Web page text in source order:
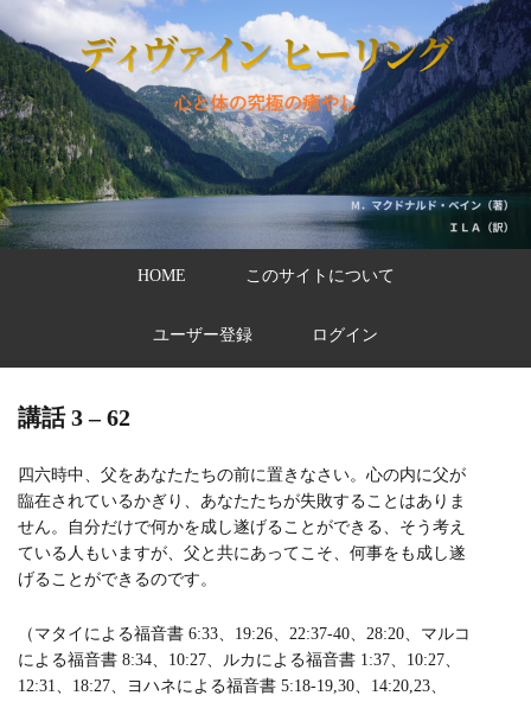
HOME このサイトについて
ユーザー登録 ログイン
講話 3 – 62
四六時中、父をあなたたちの前に置きなさい。心の内に父が
臨在されているかぎり、あなたたちが失敗することはありま
せん。自分だけで何かを成し遂げることができる、そう考え
ている人もいますが、父と共にあってこそ、何事をも成し遂
げることができるのです。
（マタイによる福音書 6:33、19:26、22:37-40、28:20、マルコ
による福音書 8:34、10:27、ルカによる福音書 1:37、10:27、
12:31、18:27、ヨハネによる福音書 5:18-19,30、14:20,23、